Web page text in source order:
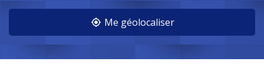
Me géolocaliser